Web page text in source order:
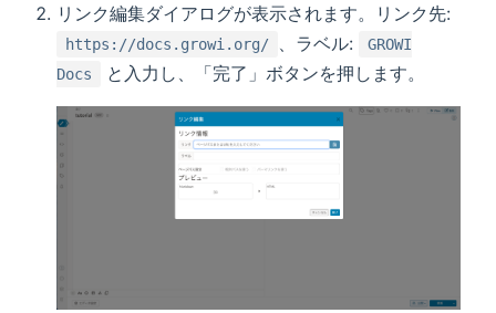
リンク編集ダイアログが表示されます。リンク先:
https://docs.growi.org/ 、ラベル:
GROWI
Docs
と入力し、「完了」ボタンを押します。